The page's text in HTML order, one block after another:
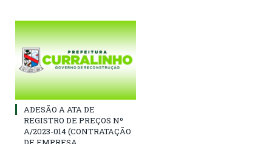
ADESÃO A ATA DE
REGISTRO DE PREÇOS Nº
A/2023-014 (CONTRATAÇÃO